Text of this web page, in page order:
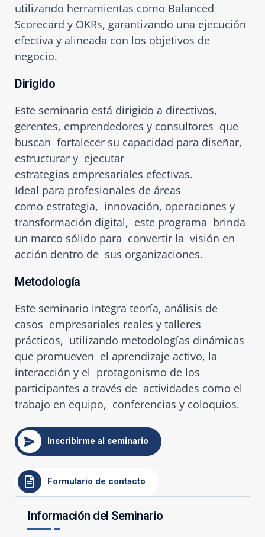
utilizando herramientas como Balanced
Scorecard y OKRs, garantizando una ejecución
efectiva y alineada con los objetivos de
negocio.
Dirigido
Este seminario está dirigido a directivos,
gerentes, emprendedores y consultores que
buscan fortalecer su capacidad para diseñar,
estructurar y ejecutar
estrategias empresariales efectivas.
Ideal para profesionales de áreas
como estrategia, innovación, operaciones y
transformación digital, este programa brinda
un marco sólido para convertir la visión en
acción dentro de sus organizaciones.
Metodología
Este seminario integra teoría, análisis de
casos empresariales reales y talleres
prácticos, utilizando metodologías dinámicas
que promueven el aprendizaje activo, la
interacción y el protagonismo de los
participantes a través de actividades como el
trabajo en equipo, conferencias y coloquios.
Inscribirme al seminario
Formulario de contacto
Información del Seminario